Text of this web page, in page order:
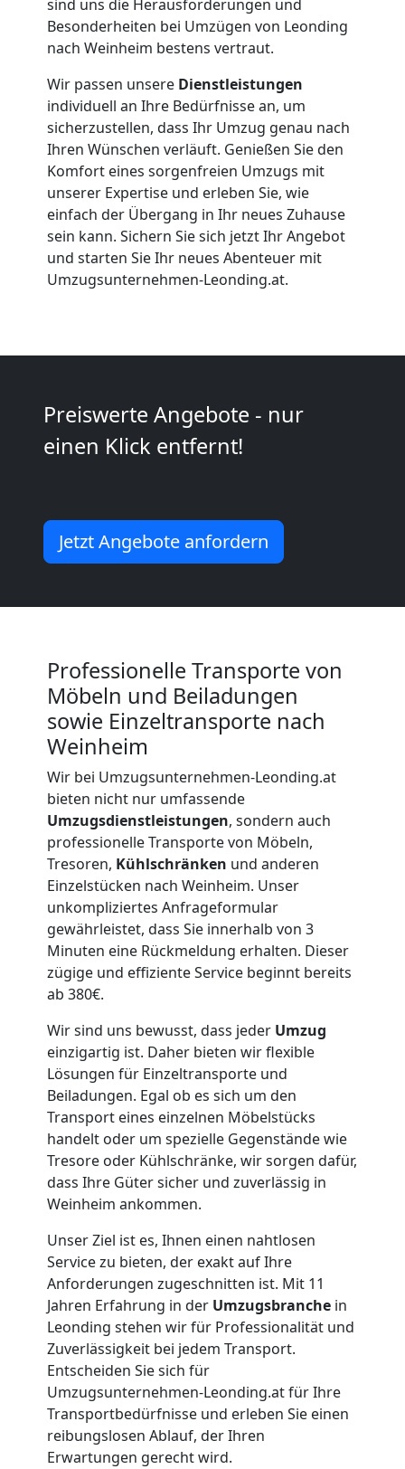
sind uns die Herausforderungen und
Besonderheiten bei Umzügen von Leonding
nach Weinheim bestens vertraut.
Wir passen unsere Dienstleistungen
individuell an Ihre Bedürfnisse an, um
sicherzustellen, dass Ihr Umzug genau nach
Ihren Wünschen verläuft. Genießen Sie den
Komfort eines sorgenfreien Umzugs mit
unserer Expertise und erleben Sie, wie
einfach der Übergang in Ihr neues Zuhause
sein kann. Sichern Sie sich jetzt Ihr Angebot
und starten Sie Ihr neues Abenteuer mit
Umzugsunternehmen-Leonding.at.
Preiswerte Angebote - nur
einen Klick entfernt!
Jetzt Angebote anfordern
Professionelle Transporte von
Möbeln und Beiladungen
sowie Einzeltransporte nach
Weinheim
Wir bei Umzugsunternehmen-Leonding.at
bieten nicht nur umfassende
Umzugsdienstleistungen, sondern auch
professionelle Transporte von Möbeln,
Tresoren, Kühlschränken und anderen
Einzelstücken nach Weinheim. Unser
unkompliziertes Anfrageformular
gewährleistet, dass Sie innerhalb von 3
Minuten eine Rückmeldung erhalten. Dieser
zügige und effiziente Service beginnt bereits
ab 380€.
Wir sind uns bewusst, dass jeder Umzug
einzigartig ist. Daher bieten wir flexible
Lösungen für Einzeltransporte und
Beiladungen. Egal ob es sich um den
Transport eines einzelnen Möbelstücks
handelt oder um spezielle Gegenstände wie
Tresore oder Kühlschränke, wir sorgen dafür,
dass Ihre Güter sicher und zuverlässig in
Weinheim ankommen.
Unser Ziel ist es, Ihnen einen nahtlosen
Service zu bieten, der exakt auf Ihre
Anforderungen zugeschnitten ist. Mit 11
Jahren Erfahrung in der Umzugsbranche in
Leonding stehen wir für Professionalität und
Zuverlässigkeit bei jedem Transport.
Entscheiden Sie sich für
Umzugsunternehmen-Leonding.at für Ihre
Transportbedürfnisse und erleben Sie einen
reibungslosen Ablauf, der Ihren
Erwartungen gerecht wird.
Firmenumzug
Leonding
Büroumzug
Leonding
Expressumzug
Leonding
Tragehilfe
Leonding
Umzug
Leonding
Leonding
Umzug
und
Lagerung
Leonding
Full-
Service-
Umzug
Leonding
Qualitäts-
Umzüge
Leonding
Vereinsumzug
Leonding
Anfrage